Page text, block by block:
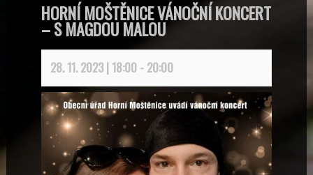
HORNÍ MOŠTĚNICE VÁNOČNÍ KONCERT
– S MAGDOU MALOU
28. 11. 2023 | 18:00- 20:00